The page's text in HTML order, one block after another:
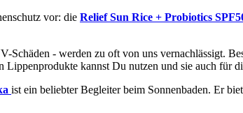
vor: die Relief Sun Rice + Probiotics
Schäden - werden zu oft von uns vernachlässigt.
kannst Du nutzen und sie auch für
ist ein beliebter Begleiter beim Sonnenbaden. Er